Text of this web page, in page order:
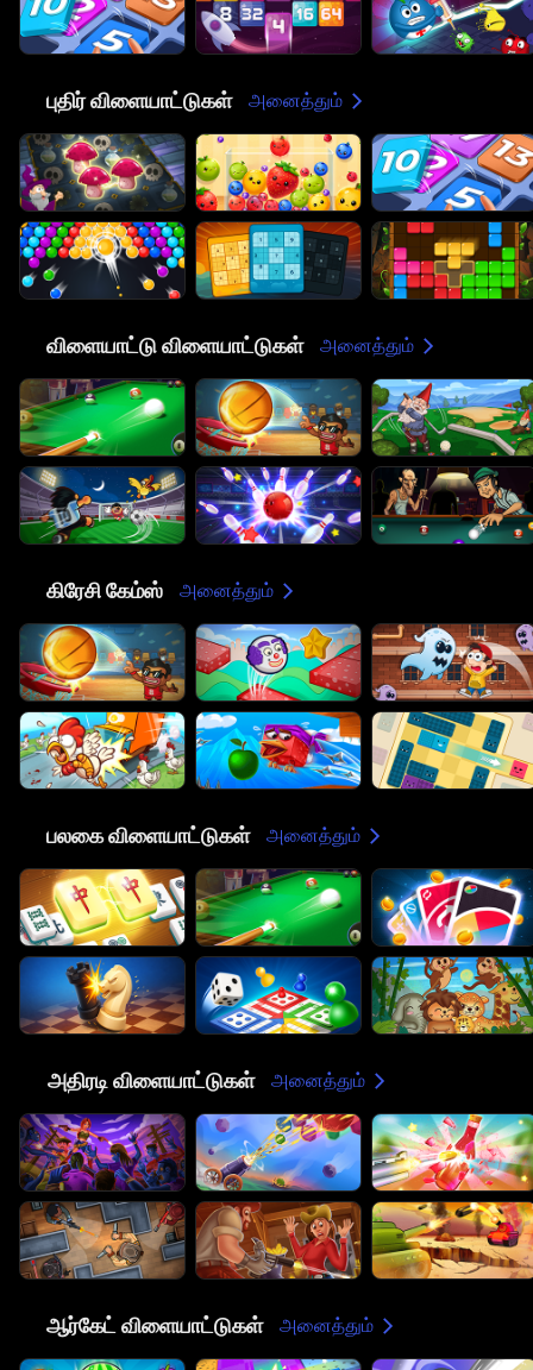
புதிர் விளையாட்டுகள் அனைத்தும்
விளையாட்டு விளையாட்டுகள் அனைத்தும்
கிரேசி கேம்ஸ் அனைத்தும்
பலகை விளையாட்டுகள் அனைத்தும்
அதிரடி விளையாட்டுகள் அனைத்தும்
ஆர்கேட் விளையாட்டுகள் அனைத்தும்